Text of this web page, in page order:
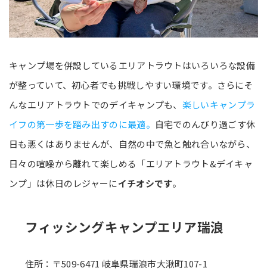
キャンプ場を併設しているエリアトラウトはいろいろな設備
が整っていて、初心者でも挑戦しやすい環境です。さらにそ
んなエリアトラウトでのデイキャンプも、 楽しいキャンプラ
イフの第一歩を踏み出すのに最適。 自宅でのんびり過ごす休
日も悪くはありませんが、自然の中で魚と触れ合いながら、
日々の喧噪から離れて楽しめる「エリアトラウト&デイキャ
ンプ」は休日のレジャーにイチオシです。
フィッシングキャンプエリア瑞浪
住所：〒509-6471 岐阜県瑞浪市大湫町107-1